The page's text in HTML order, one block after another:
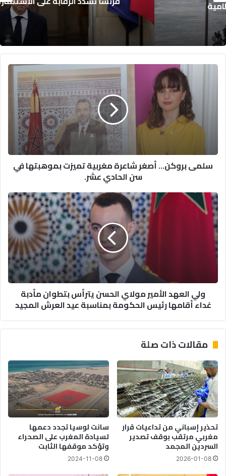
سلمى
بموهبتها
سن
الحادي
سلمى بروكن… أصغر شاعرة مغربية تميزت بموهبتها في
سن الحادي عشر.
ولي
العهد
الأمير
مولاي
الحسن
يترأس
غداء
أقامها
رئيس
العرش
ولي العهد الأمير مولاي الحسن يترأس بتطوان مأدبة
غداء أقامها رئيس الحكومة بمناسبة عيد العرش المجيد
مقالات ذات صلة
تحذير إسباني من تداعيات قرار
مغربي مرتقب بوقف تصدير
السردين المجمد
2026-01-08
سانت لوسيا تجدد دعمها
لسيادة المغرب على الصحراء
وتؤكد موقفها الثابت
2024-11-08